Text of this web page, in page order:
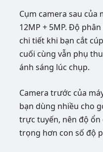
Cụm camera sau của
12MP + 5MP. Độ
chi tiết khi bạn cắt
cuối cùng vẫn phụ
ánh sáng lúc chụp.
Camera trước của
bạn dùng nhiều cho
trực tuyến, nên độ
trọng hơn con số độ